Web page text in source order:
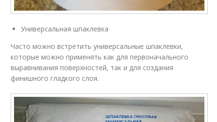
Универсальная шпаклевка
Часто можно встретить универсальные шпаклевки,
которые можно применять как для первоначального
выравнивания поверхностей, так и для создания
финишного гладкого слоя.